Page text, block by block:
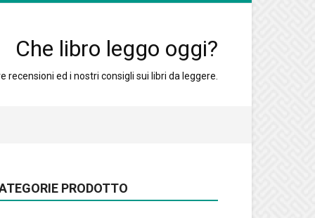
Che libro leggo oggi?
ed i nostri consigli sui libri da leggere.
PRODOTTO